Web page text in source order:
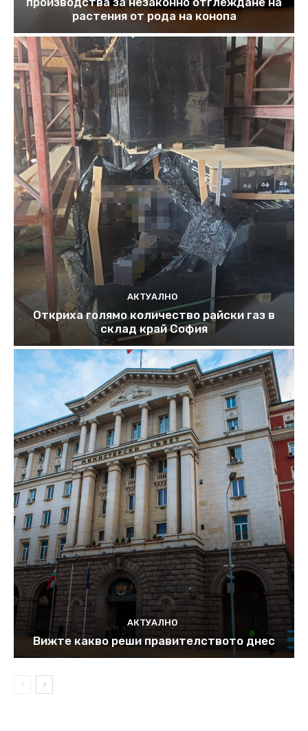
растения от рода на конопа
АКТУАЛНО
Откриха голямо количество райски газ в
склад край София
АКТУАЛНО
Вижте какво реши правителството днес